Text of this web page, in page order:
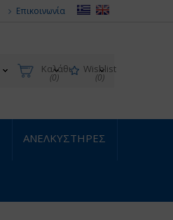
Επικοινωνία
Καλάθι
(0)
Wishlist
(0)
ΑΝΕΛΚΥΣΤΗΡΕΣ